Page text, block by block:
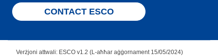
CONTACT ESCO
Verżjoni attwali: ESCO v1.2 (L-aħħar aġġornament 15/05/2024)